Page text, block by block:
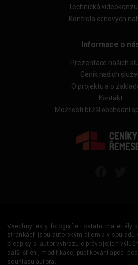
Technická
Kontrola cenových
Informace o
Prezentace našich
Ceník našich
O projektu a o
Kontakt
Možnosti bližší obchodní
Všechny texty, fotografie i ostatní materiály
stránkách jsou autorským dílem a v souladu
předpisy si autor vyhrazuje právo jejich
další šíření, modifikace, publikování apod.
souhlasu autora.